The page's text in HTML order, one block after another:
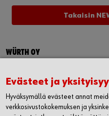
Takaisin
WÜRTH OY
WÜRTH HUOLTO
Evästeet ja
Hyväksymällä evästeet annat
verkkosivustokokemuksen ja